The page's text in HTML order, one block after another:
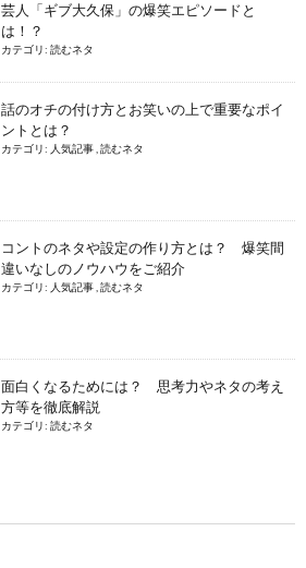
芸人「ギブ大久保」の爆笑エピソードと
は！？
カテゴリ: 読むネタ
話のオチの付け方とお笑いの上で重要なポイ
ントとは？
カテゴリ: 人気記事 読むネタ
コントのネタや設定の作り方とは？ 爆笑間
違いなしのノウハウをご紹介
カテゴリ: 人気記事 読むネタ
面白くなるためには？ 思考力やネタの考え
方等を徹底解説
カテゴリ: 読むネタ